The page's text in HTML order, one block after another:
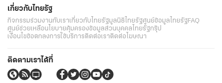
เกี่ยวกับไทยรัฐ
กิจกรรมร่วมงานกับเราเกี่ยวกับไทยรัฐมูลนิธิไทยรัฐศูนย์ข้อมูลไทยรัฐFAQ
ศูนย์ช่วยเหลือนโยบายคุ้มครองข้อมูลส่วนบุคคลไทยรัฐกรุ๊ป
เงื่อนไขข้อตกลงการใช้บริการติดต่อเราติดต่อโฆษณา
ติดตามเราได้ที่